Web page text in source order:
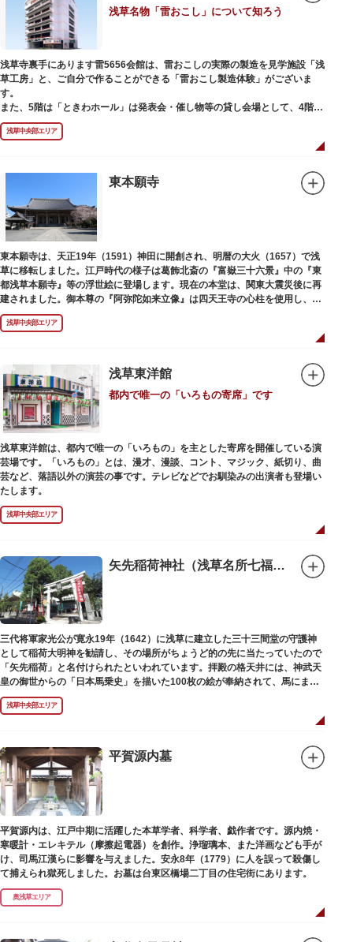
浅草名物「雷おこし」について知ろう
浅草寺裏手にあります雷5656会館は、雷おこしの実際の製造を見学施設「浅
草工房」と、ご自分で作ることができる「雷おこし製造体験」がございま
す。
また、5階は「ときわホール」は発表会・催し物等の貸し会場として、4階は
打合せなどでご利用いただける「貸しスペース」がございます。
浅草中央部エリア
東本願寺
東本願寺は、天正19年（1591）神田に開創され、明暦の大火（1657）で浅
草に移転しました。江戸時代の様子は葛飾北斎の『富嶽三十六景』中の『東
都浅草本願寺』等の浮世絵に登場します。現在の本堂は、関東大震災後に再
建されました。御本尊の『阿弥陀如来立像』は四天王寺の心柱を使用し、嘉
禄2年（1226）頃の作と伝わっています。また、梵鐘は寛永7年（1630）以
後のものと推定され、都内に現存する梵鐘の中では有数の風格を誇り、毎年
浅草中央部エリア
浅草東洋館
都内で唯一の「いろもの寄席」です
浅草東洋館は、都内で唯一の「いろもの」を主とした寄席を開催している演
芸場です。「いろもの」とは、漫才、漫談、コント、マジック、紙切り、曲
芸など、落語以外の演芸の事です。テレビなどでお馴染みの出演者も登場い
たします。
浅草中央部エリア
矢先稲荷神社（浅草名所七福神 福禄寿）
三代将軍家光公が寛永19年（1642）に浅草に建立した三十三間堂の守護神
として稲荷大明神を勧請し、その場所がちょうど的の先に当たっていたので
「矢先稲荷」と名付けられたといわれています。拝殿の格天井には、神武天
皇の御世からの「日本馬乗史」を描いた100枚の絵が奉納されて、馬にまつ
わる歴史が一目瞭然に理解できます。
浅草中央部エリア
平賀源内墓
平賀源内は、江戸中期に活躍した本草学者、科学者、戯作者です。源内焼・
寒暖計・エレキテル（摩擦起電器）を創作。浄瑠璃本、また洋画なども手が
け、司馬江漢らに影響を与えました。安永8年（1779）に人を誤って殺傷し
て捕えられ獄死しました。お墓は台東区橋場二丁目の住宅街にあります。
奥浅草エリア